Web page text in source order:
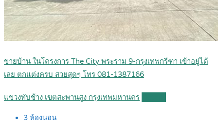
ขายบ้าน ในโครงการ The City พระราม 9-กรุงเทพกรีฑา เข้าอยู่ได้
เลย ตกแต่งครบ สวยสุดๆ โทร 081-1387166
แขวงทับช้าง เขตสะพานสูง กรุงเทพมหานคร
3 ห้องนอน